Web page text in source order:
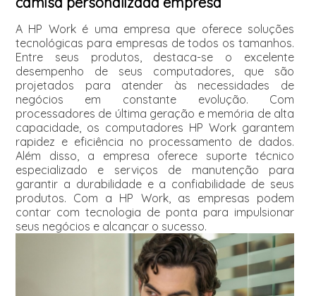
A HP Work é uma empresa que oferece soluções
tecnológicas para empresas de todos os tamanhos.
Entre seus produtos, destaca-se o excelente
desempenho de seus computadores, que são
projetados para atender às necessidades de
negócios em constante evolução. Com
processadores de última geração e memória de alta
capacidade, os computadores HP Work garantem
rapidez e eficiência no processamento de dados.
Além disso, a empresa oferece suporte técnico
especializado e serviços de manutenção para
garantir a durabilidade e a confiabilidade de seus
produtos. Com a HP Work, as empresas podem
contar com tecnologia de ponta para impulsionar
seus negócios e alcançar o sucesso.